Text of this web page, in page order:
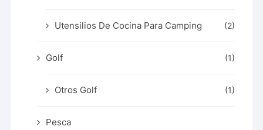
Utensilios De Cocina Para Camping (2)
Golf (1)
Otros Golf (1)
Pesca